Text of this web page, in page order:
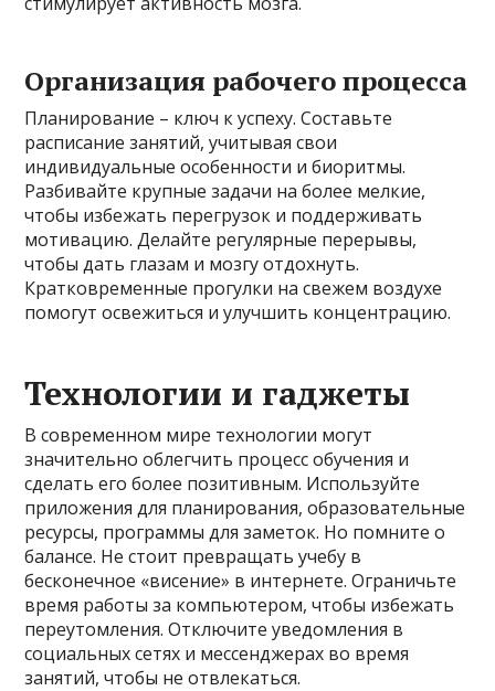
Организация рабочего процесса
Планирование – ключ к успеху. Составьте
расписание занятий, учитывая свои
индивидуальные особенности и биоритмы.
Разбивайте крупные задачи на более мелкие,
чтобы избежать перегрузок и поддерживать
мотивацию. Делайте регулярные перерывы,
чтобы дать глазам и мозгу отдохнуть.
Кратковременные прогулки на свежем воздухе
помогут освежиться и улучшить концентрацию.
Технологии и гаджеты
В современном мире технологии могут
значительно облегчить процесс обучения и
сделать его более позитивным. Используйте
приложения для планирования, образовательные
ресурсы, программы для заметок. Но помните о
балансе. Не стоит превращать учебу в
бесконечное «висение» в интернете. Ограничьте
время работы за компьютером, чтобы избежать
переутомления. Отключите уведомления в
социальных сетях и мессенджерах во время
занятий, чтобы не отвлекаться.